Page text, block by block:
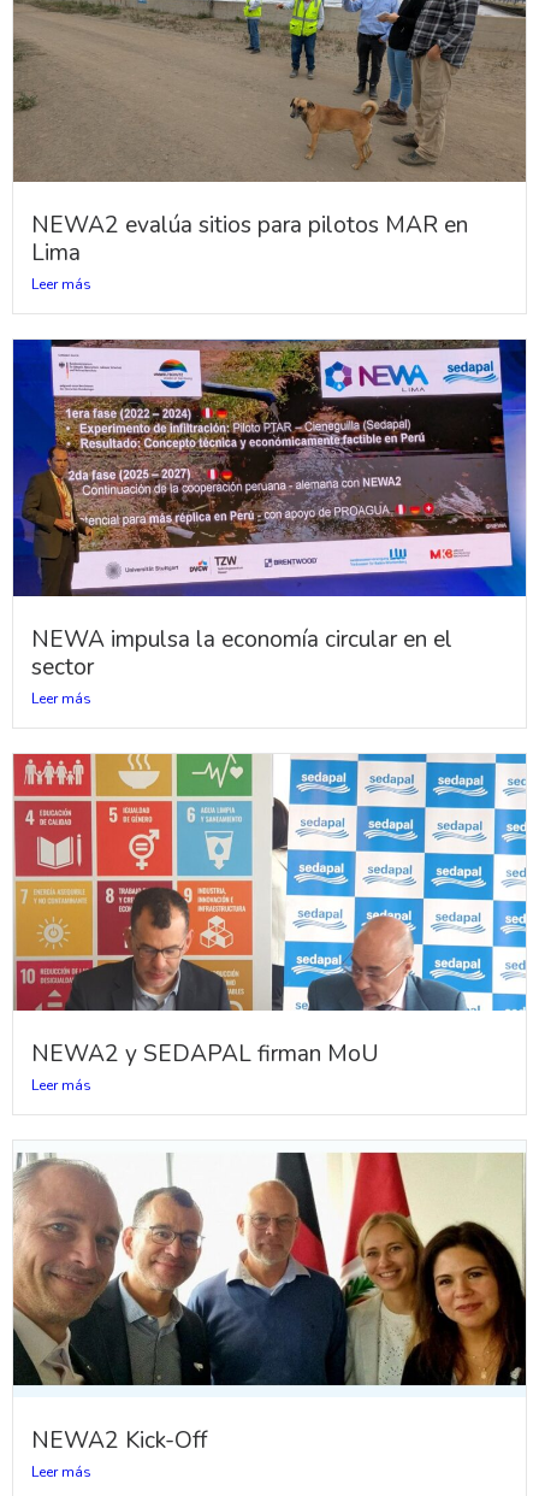
NEWA2 evalúa sitios para pilotos MAR en
Lima
Leer más
NEWA impulsa la economía circular en el
sector
Leer más
NEWA2 y SEDAPAL firman MoU
Leer más
NEWA2 Kick-Off
Leer más